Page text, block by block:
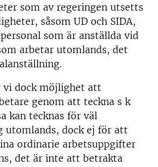
som av regeringen utsetts
såsom UD och SIDA,
som är anställda vid
arbetar utomlands, det
vi dock möjlighet att
genom att teckna s k
kan tecknas för väl
utomlands, dock ej för att
ordinarie arbetsuppgifter
det är inte att betrakta